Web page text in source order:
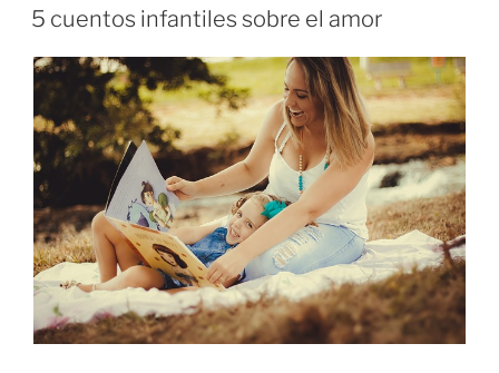
EL
5 cuentos infantiles sobre el amor